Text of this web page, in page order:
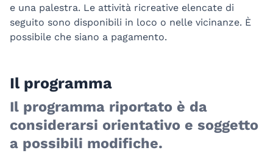
e una palestra. Le attività ricreative elencate di
seguito sono disponibili in loco o nelle vicinanze. È
possibile che siano a pagamento.
Il programma
Il programma riportato è da
considerarsi orientativo e soggetto
a possibili modifiche.